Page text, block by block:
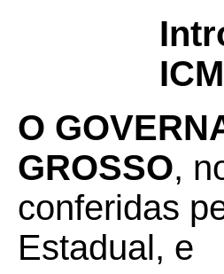
O
GROSSO,
conferidas
Estadual, e